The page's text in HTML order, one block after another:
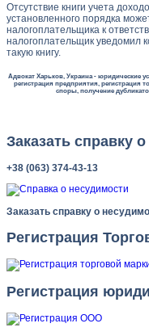
Отсутствие книги учета
установленного порядка
налогоплательщика к
налогоплательщик уведомил
такую книгу.
Адвокат Харьков, Украина - юридические
регистрация предприятия, регистрация
споры, получение
Заказать справку
+38 (063) 374-43-13
Заказать справку о
Регистрация
Регистрация